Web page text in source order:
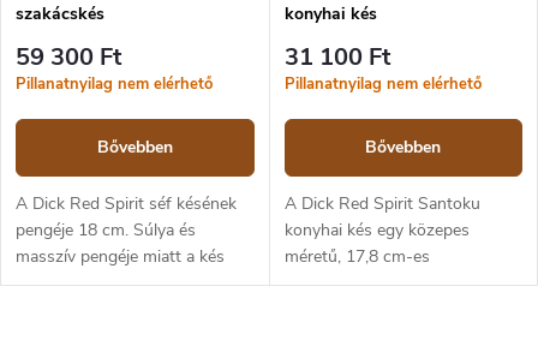
szakácskés
59 300 Ft
Pillanatnyilag nem elérhető
Bővebben
A Dick Red Spirit séf késének
pengéje 18 cm. Súlya és
masszív pengéje miatt a kés
nehezebben feldolgozható
konyhai kés
31 100 Ft
Pillanatnyilag nem elérhető
Bővebben
A Dick Red Spirit Santoku
konyhai kés egy közepes
méretű, 17,8 cm-es
pengehosszúságú kés, amely